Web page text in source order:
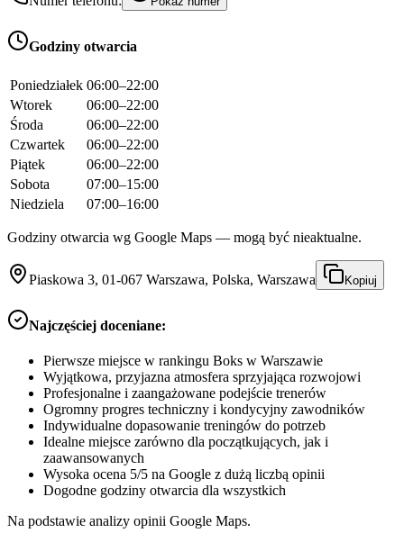
Godziny otwarcia
Poniedziałek 06:00–22:00
Wtorek
06:00–22:00
Środa
06:00–22:00
Czwartek
06:00–22:00
Piątek
06:00–22:00
Sobota
07:00–15:00
Niedziela
07:00–16:00
Godziny otwarcia wg Google Maps — mogą być nieaktualne.
Piaskowa 3, 01-067 Warszawa, Polska, Warszawa Kopiuj
Najczęściej doceniane:
Pierwsze miejsce w rankingu Boks w Warszawie
Wyjątkowa, przyjazna atmosfera sprzyjająca rozwojowi
Profesjonalne i zaangażowane podejście trenerów
Ogromny progres techniczny i kondycyjny zawodników
Indywidualne dopasowanie treningów do potrzeb
Idealne miejsce zarówno dla początkujących, jak i
zaawansowanych
Wysoka ocena 5/5 na Google z dużą liczbą opinii
Dogodne godziny otwarcia dla wszystkich
Na podstawie analizy opinii Google Maps.